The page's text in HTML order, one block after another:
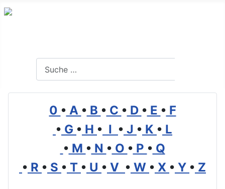
0 • A • B • C • D • E • F
• G • H • I • J • K • L
• M • N • O • P • Q
• R • S • T • U • V • W • X • Y • Z